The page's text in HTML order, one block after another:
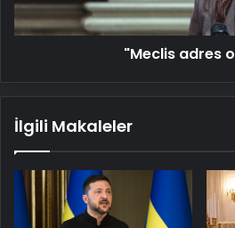
"Meclis adres
İlgili Makaleler